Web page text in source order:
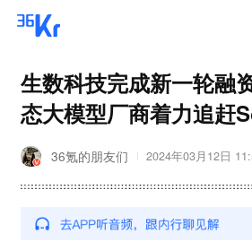
生数科技完成新一轮融
态大模型厂商着力追赶
36氪的朋友们 2024年03月12日